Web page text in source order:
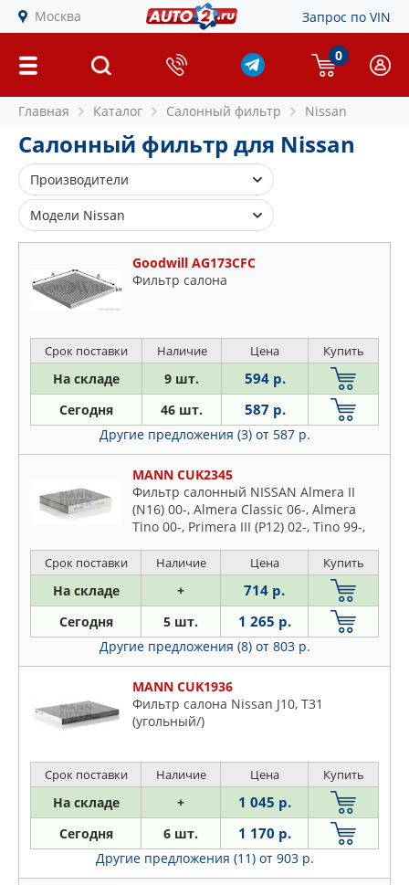
Москва Запрос по VIN
0
Главная Каталог Салонный фильтр Nissan
Салонный фильтр для Nissan
Производители
ALCO FILTER
BLUE PRINT
CHAMPION
CLEAN FILTERS
COMLINE
CORTECO
DELPHI
DENCKERMAN
FEBI
FILTRON
GOODWILL
JAPANPARTS
JP GROUP
JS ASAKASHI
KOLBENSCHMIDT
MANN
MAPCO
MEAT & DORIA
MECAFILTER
MEYLE
MFILTER
NIPPARTS
Модели Nissan
370
Almera
Altima
Armada
Bassara
Bluebird
Cedric
Elgrand
Gt-r
Juke
Kubistar
Lafesta
Latio
Leaf
Maxima
Murano
Navara
Note
Np300
Goodwill AG173CFC
Фильтр салона
Срок поставки Наличие Цена Купить
На складе 9 шт. 594 р.
Сегодня 46 шт. 587 р.
Другие предложения (3) от 587 р.
MANN CUK2345
Фильтр салонный NISSAN Almera II
(N16) 00-, Almera Classic 06-, Almera
Tino 00-, Primera III (P12) 02-, Tino 99-,
Срок поставки Наличие Цена Купить
На складе + 714 р.
Сегодня 5 шт. 1 265 р.
Другие предложения (8) от 803 р.
MANN CUK1936
Фильтр салона Nissan J10, T31
(угольный/)
Срок поставки Наличие Цена Купить
На складе + 1 045 р.
Сегодня 6 шт. 1 170 р.
Другие предложения (11) от 903 р.